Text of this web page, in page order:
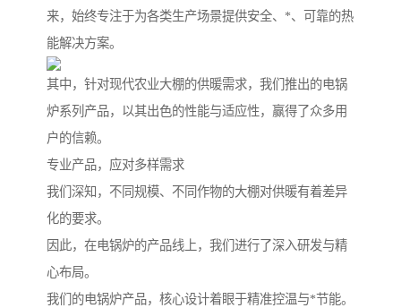
来，始终专注于为各类生产场景提供安全、*、可靠的热
能解决方案。
其中，针对现代农业大棚的供暖需求，我们推出的电锅
炉系列产品，以其出色的性能与适应性，赢得了众多用
户的信赖。
专业产品，应对多样需求
我们深知，不同规模、不同作物的大棚对供暖有着差异
化的要求。
因此，在电锅炉的产品线上，我们进行了深入研发与精
心布局。
我们的电锅炉产品，核心设计着眼于精准控温与*节能。